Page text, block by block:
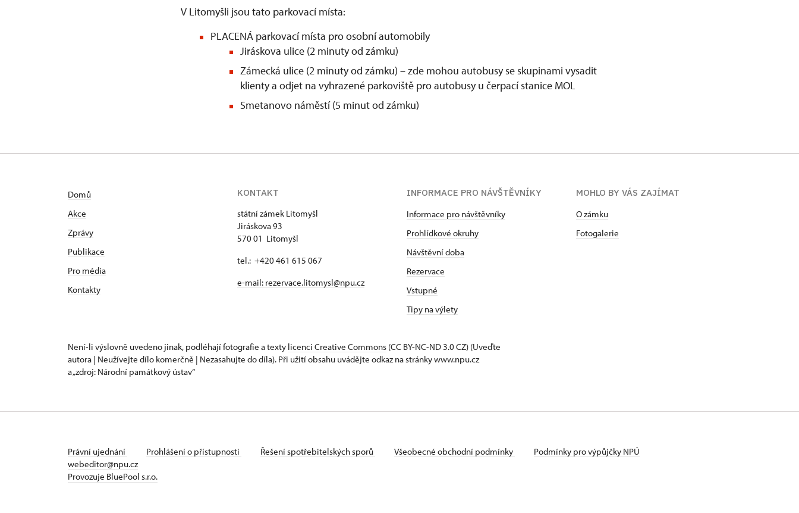
V Litomyšli jsou tato parkovací místa:
PLACENÁ parkovací místa pro osobní automobily
Jiráskova ulice (2 minuty od zámku)
Zámecká ulice (2 minuty od zámku) – zde mohou autobusy se skupinami vysadit
klienty a odjet na vyhrazené parkoviště pro autobusy u čerpací stanice MOL
Smetanovo náměstí (5 minut od zámku)
Domů
Akce
Zprávy
Publikace
Pro média
Kontakty
KONTAKT
státní zámek Litomyšl
Jiráskova 93
570 01 Litomyšl
tel.: +420 461 615 067
e-mail: rezervace.litomysl@npu.cz
INFORMACE PRO NÁVŠTĚVNÍKY
Informace pro návštěvníky
Prohlídkové okruhy
Návštěvní doba
Rezervace
Vstupné
Tipy na výlety
MOHLO BY VÁS ZAJÍMAT
O zámku
Fotogalerie
Není-li výslovně uvedeno jinak, podléhají fotografie a texty licenci Creative Commons (CC BY-NC-ND 3.0 CZ) (Uveďte
autora | Neužívejte dílo komerčně | Nezasahujte do díla). Při užití obsahu uvádějte odkaz na stránky www.npu.cz
a „zdroj: Národní památkový ústav“
Právní ujednání Prohlášení o přístupnosti Řešení spotřebitelských sporů Všeobecné obchodní podmínky
Podmínky pro výpůjčky NPÚ
webeditor@npu.cz
Provozuje BluePool s.r.o.